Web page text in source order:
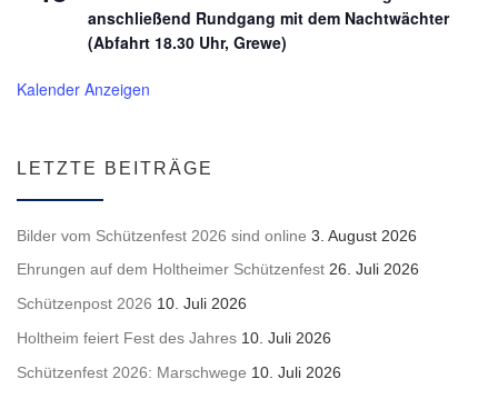
anschließend Rundgang mit dem Nachtwächter
(Abfahrt 18.30 Uhr, Grewe)
Kalender Anzeigen
LETZTE BEITRÄGE
Bilder vom Schützenfest 2026 sind online 3. August 2026
Ehrungen auf dem Holtheimer Schützenfest 26. Juli 2026
Schützenpost 2026 10. Juli 2026
Holtheim feiert Fest des Jahres 10. Juli 2026
Schützenfest 2026: Marschwege 10. Juli 2026